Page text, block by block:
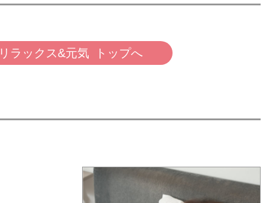
リラックス&元気 トップへ